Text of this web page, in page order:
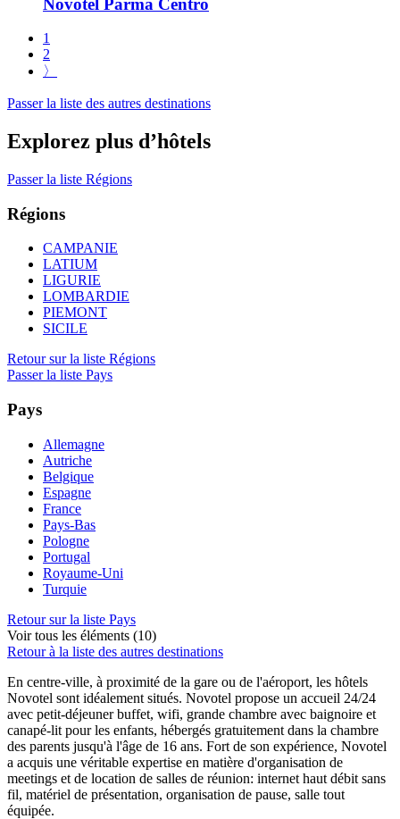
1
2
〉
Passer la liste des autres destinations
Explorez plus d’hôtels
Passer la liste Régions
Régions
CAMPANIE
LATIUM
LIGURIE
LOMBARDIE
PIEMONT
SICILE
Retour sur la liste Régions
Passer la liste Pays
Pays
Allemagne
Autriche
Belgique
Espagne
France
Pays-Bas
Pologne
Portugal
Royaume-Uni
Turquie
Retour sur la liste Pays
Voir tous les éléments (10)
Retour à la liste des autres destinations
En centre-ville, à proximité de la gare ou de l'aéroport, les hôtels
Novotel sont idéalement situés. Novotel propose un accueil 24/24
avec petit-déjeuner buffet, wifi, grande chambre avec baignoire et
canapé-lit pour les enfants, hébergés gratuitement dans la chambre
des parents jusqu'à l'âge de 16 ans. Fort de son expérience, Novotel
a acquis une véritable expertise en matière d'organisation de
meetings et de location de salles de réunion: internet haut débit sans
fil, matériel de présentation, organisation de pause, salle tout
équipée.